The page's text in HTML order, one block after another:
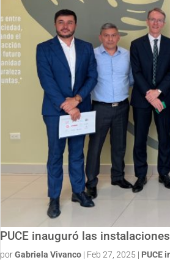
PUCE inauguró las
porGabriela Vivanco | Feb 27, 2025 | PUCE